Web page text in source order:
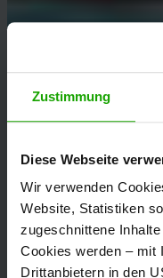
Zustimmung
Diese Webseite
Wir verwenden
Website, Statistiken
zugeschnittene
Cookies werden – mit
Drittanbietern in den